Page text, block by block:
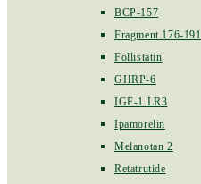
BCP-157
Fragment 176-191
Follistatin
GHRP-6
IGF-1 LR3
Ipamorelin
Melanotan 2
Retatrutide